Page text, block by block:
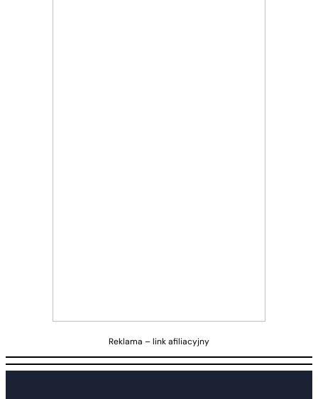
Reklama – link afiliacyjny